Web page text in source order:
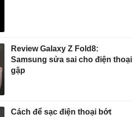
Review Galaxy Z Fold8:
Samsung sửa sai cho điện thoại
gập
Cách để sạc điện thoại bớt